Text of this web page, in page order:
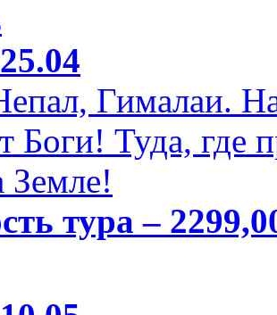
Гималаи.
Боги! Туда, где
Земле!
тура –